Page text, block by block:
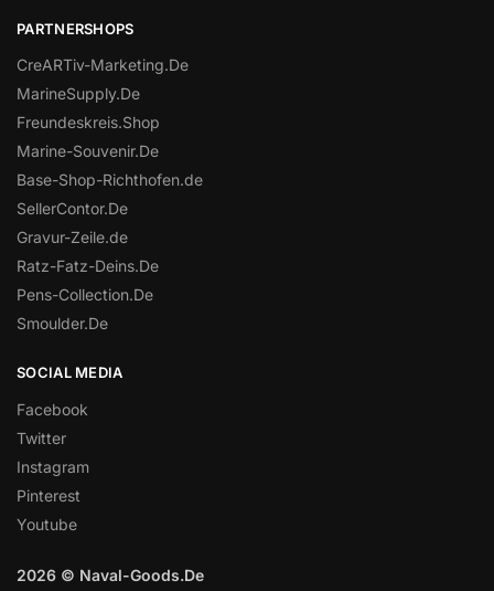
PARTNERSHOPS
CreARTiv-Marketing.De
MarineSupply.De
Freundeskreis.Shop
Marine-Souvenir.De
Base-Shop-Richthofen.de
SellerContor.De
Gravur-Zeile.de
Ratz-Fatz-Deins.De
Pens-Collection.De
Smoulder.De
SOCIAL MEDIA
Facebook
Twitter
Instagram
Pinterest
Youtube
2026 © Naval-Goods.De